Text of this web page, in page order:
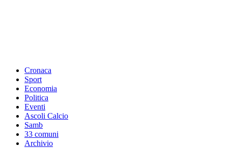
Cronaca
Sport
Economia
Politica
Eventi
Ascoli Calcio
Samb
33 comuni
Archivio